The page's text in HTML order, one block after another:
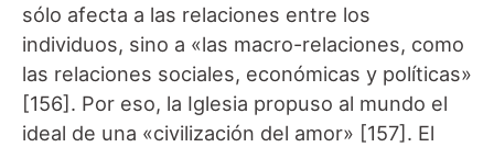
sólo afecta a las relaciones entre los
individuos, sino a «las macro-relaciones, como
las relaciones sociales, económicas y políticas»
[156]. Por eso, la Iglesia propuso al mundo el
ideal de una «civilización del amor» [157]. El